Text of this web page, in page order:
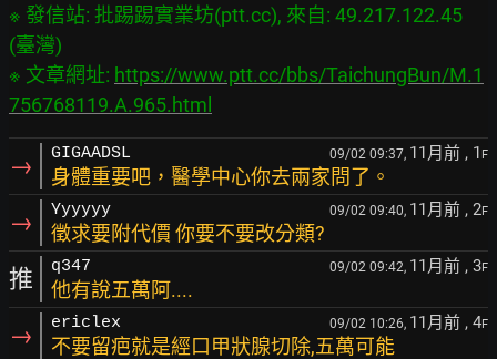
※ 發信站: 批踢踢實業坊(ptt.cc), 來自: 49.217.122.45
(臺灣)
※ 文章網址: https://www.ptt.cc/bbs/TaichungBun/M.1
756768119.A.965.html
→ GIGAADSL 09/02 09:37, 11月前 , 1 F
身體重要吧，醫學中心你去兩家問了。
→ Yyyyyy 09/02 09:40, 11月前 , 2F
徵求要附代價 你要不要改分類?
推 q347 09/02 09:42, 11月前 , 3F
他有說五萬阿....
→ ericlex 09/02 10:26, 11月前 , 4F
不要留疤就是經口甲狀腺切除,五萬可能